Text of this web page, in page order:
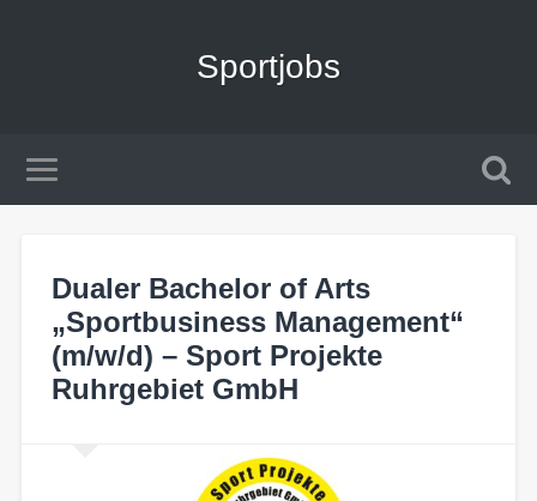
Sportjobs
Dualer Bachelor of Arts
„Sportbusiness Management“
(m/w/d) – Sport Projekte
Ruhrgebiet GmbH